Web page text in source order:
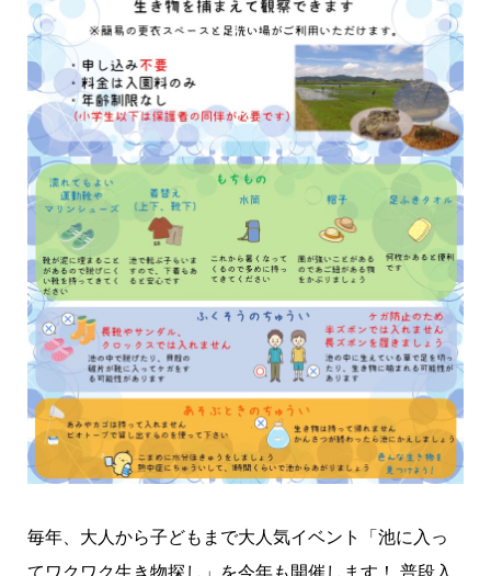
毎年、大人から子どもまで大人気イベント「池に入っ